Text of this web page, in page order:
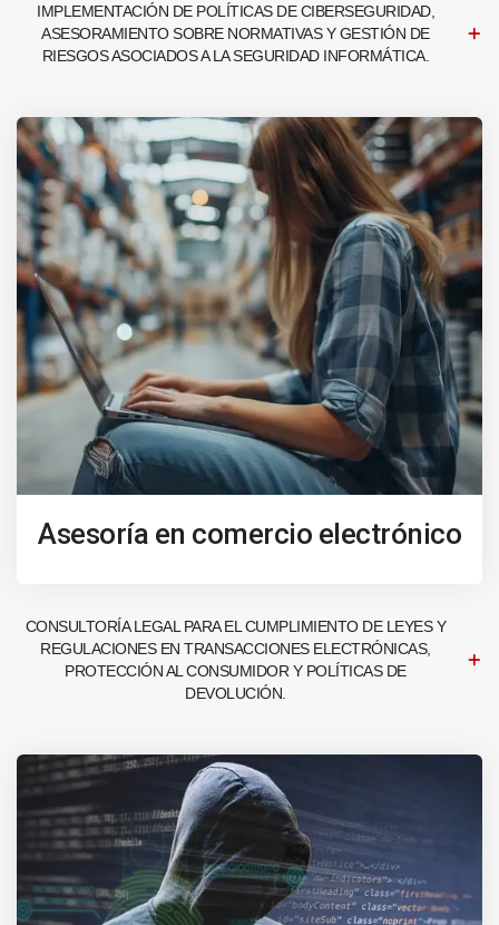
IMPLEMENTACIÓN DE POLÍTICAS DE CIBERSEGURIDAD,
ASESORAMIENTO SOBRE NORMATIVAS Y GESTIÓN DE
RIESGOS ASOCIADOS A LA SEGURIDAD INFORMÁTICA.
Asesoría en comercio electrónico
CONSULTORÍA LEGAL PARA EL CUMPLIMIENTO DE LEYES Y
REGULACIONES EN TRANSACCIONES ELECTRÓNICAS,
PROTECCIÓN AL CONSUMIDOR Y POLÍTICAS DE
DEVOLUCIÓN.